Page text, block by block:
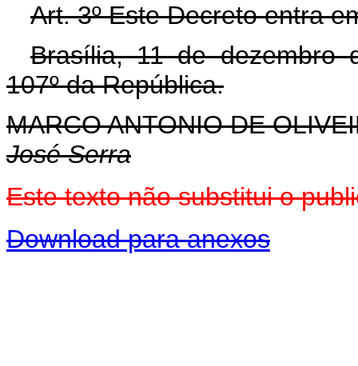
Art. 3º Este Decreto entra
Brasília, 11 de dezembro
107º da República.
MARCO ANTONIO DE
José Serra
Este texto não substitui o
Download para anexos